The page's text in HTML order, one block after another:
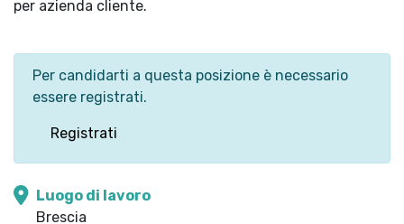
per azienda cliente.
Per candidarti a questa posizione è necessario
essere registrati.
Registrati
Luogo di lavoro
Brescia